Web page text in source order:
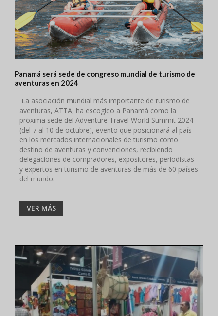
Panamá será sede de congreso mundial de turismo de
aventuras en 2024
La asociación mundial más importante de turismo de
aventuras, ATTA, ha escogido a Panamá como la
próxima sede del Adventure Travel World Summit 2024
(del 7 al 10 de octubre), evento que posicionará al país
en los mercados internacionales de turismo como
destino de aventuras y convenciones, recibiendo
delegaciones de compradores, expositores, periodistas
y expertos en turismo de aventuras de más de 60 países
del mundo.
VER MÁS